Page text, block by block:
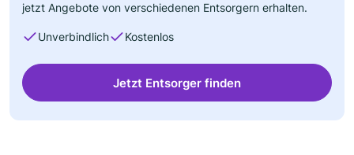
jetzt Angebote von verschiedenen Entsorgern erhalten.
Unverbindlich Kostenlos
Jetzt Entsorger finden